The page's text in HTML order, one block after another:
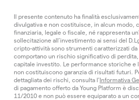
Il presente contenuto ha finalità
divulgativa e non costituisce, in alcun modo,
finanziaria, legale o fiscale, né rappresenta
sollecitazione all’investimento ai sensi del
cripto-attività sono strumenti caratterizzati da
comportano un rischio significativo di
capitale investito. Le performance storiche e
non costituiscono garanzia di risultati futuri.
dettagliata dei rischi, consulta l’ Informativa
di pagamento offerto da Young Platform è
11/2010 e non può essere equiparato a un